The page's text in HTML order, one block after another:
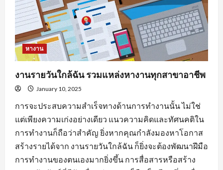
หางาน
งานรายวันใกล้ฉัน รวมแหล่งหางานทุกสาขาอาชีพ
January 10, 2025
การจะประสบความสำเร็จทางด้านการทำงานนั้น ไม่ใช่
แต่เพียงความเก่งอย่างเดียว แนวความคิดและทัศนคติใน
การทำงานก็ถือว่าสำคัญ ยิ่งหากคุณกำลังมองหาโอกาส
สร้างรายได้จาก งานรายวันใกล้ฉัน ก็ยิ่งจะต้องพัฒนาฝีมือ
การทำงานของตนเองมากยิ่งขึ้น การสื่อสารหรือสร้าง